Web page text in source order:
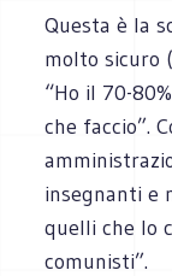
Questa è la
molto sicuro
“Ho il 70-
che faccio”.
insegnanti e
quelli che lo
comunisti”.